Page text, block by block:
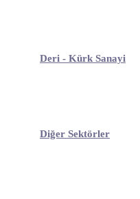
Deri - Kürk Sanayi
Diğer Sektörler